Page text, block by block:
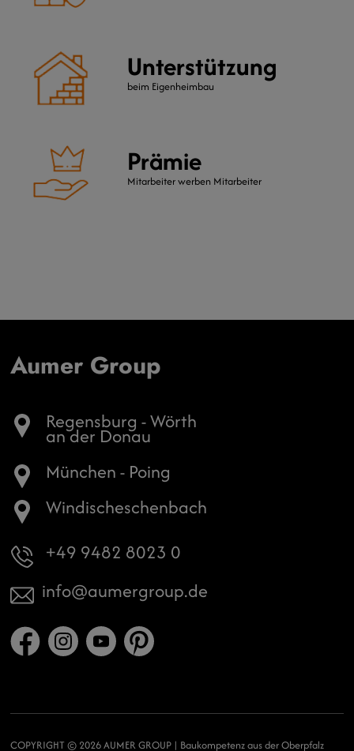
Unterstützung
beim Eigenheimbau
Prämie
Mitarbeiter werben Mitarbeiter
Aumer Group
Regensburg - Wörth
an der Donau
München - Poing
Windischeschenbach
+49 9482 8023 0
info
aumergroup.de
COPYRIGHT © 2026 AUMER GROUP | Baukompetenz aus der Oberpfalz